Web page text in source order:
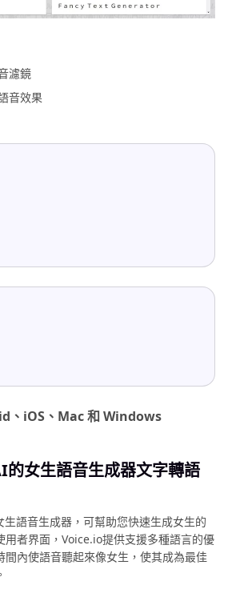
濾鏡
音效果
、iOS、Mac 和 Windows
女生語音生成器文字轉語
語音生成器，可幫助您快速生成女生的
用者界面，Voice.io提供支援多種語言的優
間內使語音聽起來像女生，使其成為最佳